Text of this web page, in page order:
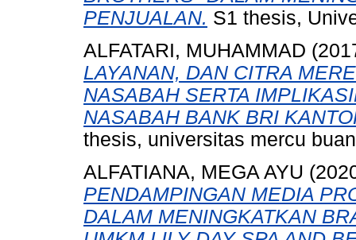
PENJUALAN. S1 thesis,
ALFATARI, MUHAMMAD
LAYANAN, DAN CITRA
NASABAH SERTA
NASABAH BANK BRI
thesis, universitas mercu
ALFATIANA, MEGA AYU
PENDAMPINGAN MEDIA
DALAM MENINGKATKAN